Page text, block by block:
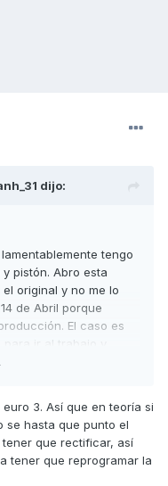
dijo:
tengo
pistón. Abro esta
original y no me lo
de Abril porque
El caso es
ir al trabajo y
esa fecha. Estoy
Naraku o Barikit
pero por ahora los
la euro 4 solo con la
3. Así que en teoría si
se hasta que punto el
que rectificar, así
tener que reprogramar la